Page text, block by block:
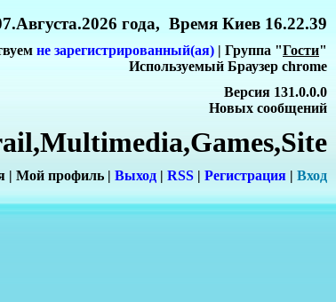
года, Время Киев 16.22.39
не зарегистрированный(ая) | Группа "Гости"
Используемый Браузер chrome
Версия 131.0.0.0
Новых сообщений
| Мой профиль | Выход | RSS | Регистрация | Вход